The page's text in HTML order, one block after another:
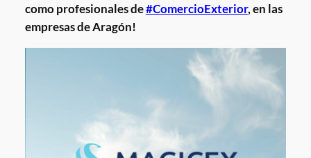
como profesionales de#ComercioExterior, en las
empresas de Aragón!